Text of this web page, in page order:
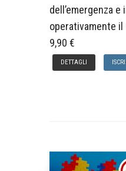
dell’emergenza
operativamente il
9,90 €
DETTAGLI